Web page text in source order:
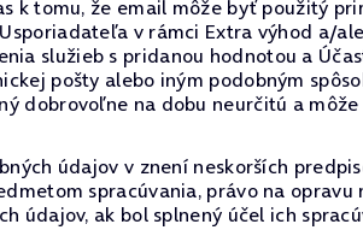
tomu, že email môže byť použitý
v rámci Extra výhod a/
služieb s pridanou hodnotou a
pošty alebo iným podobným
dobrovoľne na dobu neurčitú a
údajov v znení neskorších
spracúvania, právo na
údajov, ak bol splnený účel ich